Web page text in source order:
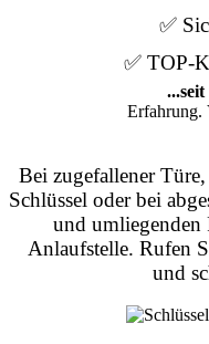
✅
✅ TOP-
Erfahrung.
Bei zugefallener
Schlüssel oder bei
und
Anlaufstelle. Rufen
und